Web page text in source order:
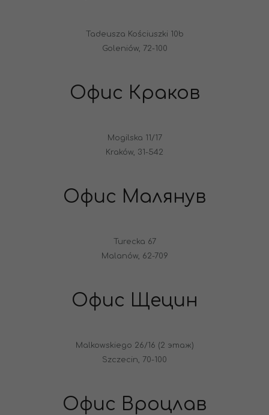
Tadeusza Kościuszki 10b
Goleniów, 72-100
Офис Краков
Mogilska 11/17
Kraków, 31-542
Офис Малянув
Turecka 67
Malanów, 62-709
Офис Щецин
Malkowskiego 26/16 (2 этаж)
Szczecin, 70-100
Офис Вроцлав